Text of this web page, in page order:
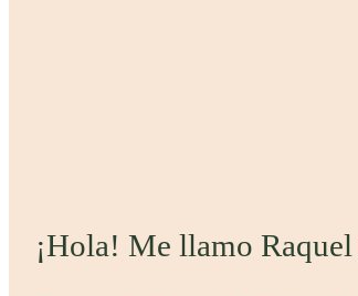
¡Hola! Me llamo